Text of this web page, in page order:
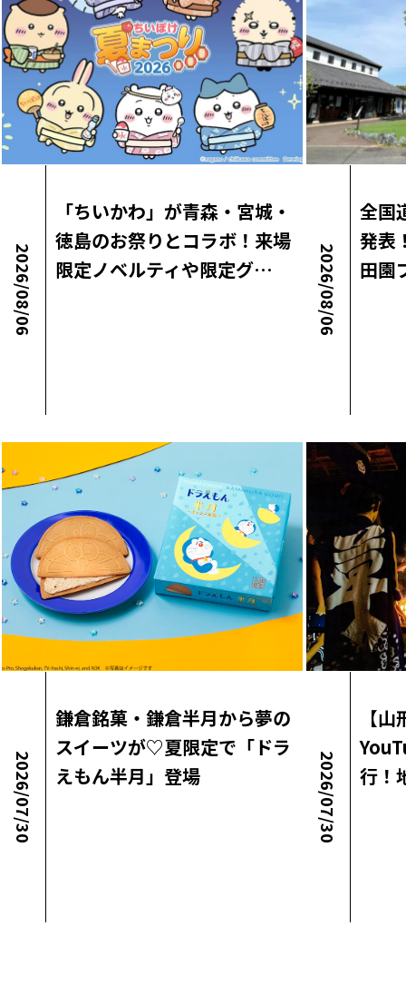
2026/08/06
「ちいかわ」が青森・宮城・
徳島のお祭りとコラボ！来場
限定ノベルティや限定グ…
2026/08/06
全国
発表
田園
2026/07/30
鎌倉銘菓・鎌倉半月から夢の
スイーツが♡夏限定で「ドラ
えもん半月」登場
2026/07/30
【
行！